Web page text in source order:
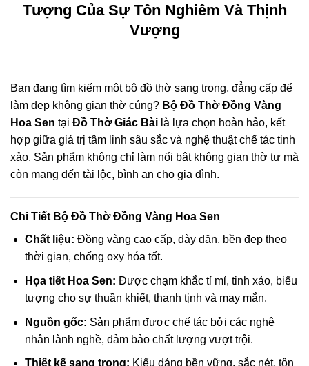
Tượng Của Sự Tôn Nghiêm Và Thịnh
Vượng
Bạn đang tìm kiếm một bộ đồ thờ sang trọng, đẳng cấp để
làm đẹp không gian thờ cúng? Bộ Đồ Thờ Đồng Vàng
Hoa Sen tại Đồ Thờ Giác Bài là lựa chọn hoàn hảo, kết
hợp giữa giá trị tâm linh sâu sắc và nghệ thuật chế tác tinh
xảo. Sản phẩm không chỉ làm nổi bật không gian thờ tự mà
còn mang đến tài lộc, bình an cho gia đình.
Chi Tiết Bộ Đồ Thờ Đồng Vàng Hoa Sen
Chất liệu: Đồng vàng cao cấp, dày dặn, bền đẹp theo
thời gian, chống oxy hóa tốt.
Họa tiết Hoa Sen: Được chạm khắc tỉ mỉ, tinh xảo, biểu
tượng cho sự thuần khiết, thanh tịnh và may mắn.
Nguồn gốc: Sản phẩm được chế tác bởi các nghệ
nhân lành nghề, đảm bảo chất lượng vượt trội.
Thiết kế sang trọng: Kiểu dáng bền vững, sắc nét, tôn